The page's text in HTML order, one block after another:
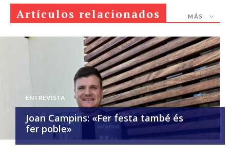
Artículos relacionados MÁS
ENTREVISTA
Joan Campins: «Fer festa també és
fer poble»